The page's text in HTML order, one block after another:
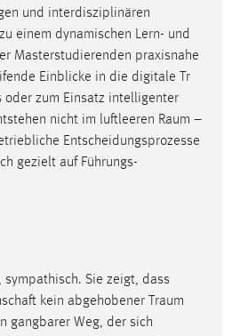
und interdisziplinären
einem dynamischen Lern- und
Masterstudierenden praxisnahe
Einblicke in die digitale Tr
oder zum Einsatz intelligenter
nicht im luftleeren Raum –
Entscheidungsprozesse
gezielt auf Führungs-
sympathisch. Sie zeigt, dass
kein abgehobener Traum
gangbarer Weg, der sich